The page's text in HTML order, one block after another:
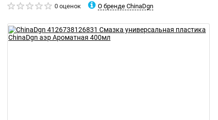
0 оценок О бренде ChinaDgn